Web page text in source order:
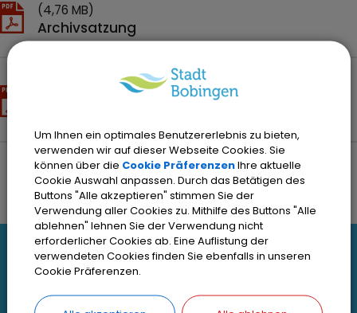
(4,76 MB)
Archivsatzung
I
n
Interessante Links
Kontakt
Um Ihnen ein optimales Benutzererlebnis zu bieten,
verwenden wir auf dieser Webseite Cookies. Sie
können über die Cookie PräferenzenIhre aktuelle
Cookie Auswahl anpassen. Durch das Betätigen des
Buttons "Alle akzeptieren" stimmen Sie der
Verwendung aller Cookies zu. Mithilfe des Buttons "Alle
ablehnen" lehnen Sie der Verwendung nicht
erforderlicher Cookies ab. Eine Auflistung der
verwendeten Cookies finden Sie ebenfalls in unseren
Cookie Präferenzen.